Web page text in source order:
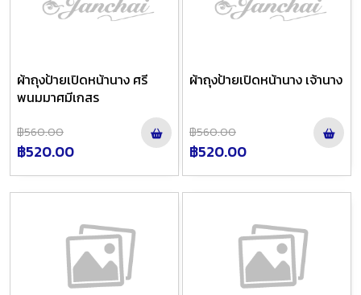
ผ้าถุงป้ายเปิดหน้านาง ศรี
พนมมาศมีเกสร
฿560.00
฿520.00
ผ้าถุงป้ายเปิดหน้านาง เจ้านาง
฿560.00
฿520.00